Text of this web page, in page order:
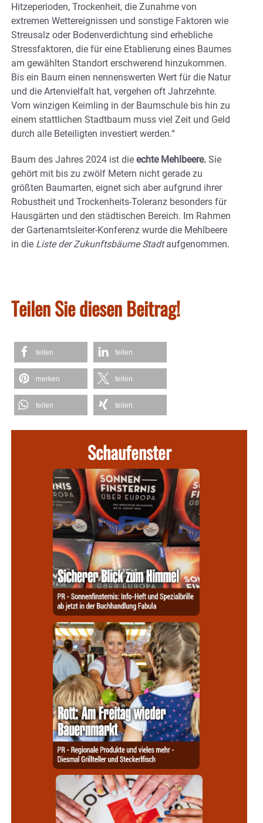
Hitzeperioden, Trockenheit, die Zunahme von
extremen Wettereignissen und sonstige Faktoren wie
Streusalz oder Bodenverdichtung sind erhebliche
Stressfaktoren, die für eine Etablierung eines Baumes
am gewählten Standort erschwerend hinzukommen.
Bis ein Baum einen nennenswerten Wert für die Natur
und die Artenvielfalt hat, vergehen oft Jahrzehnte.
Vom winzigen Keimling in der Baumschule bis hin zu
einem stattlichen Stadtbaum muss viel Zeit und Geld
durch alle Beteiligten investiert werden.“
Baum des Jahres 2024 ist die echte Mehlbeere. Sie
gehört mit bis zu zwölf Metern nicht gerade zu
größten Baumarten, eignet sich aber aufgrund ihrer
Robustheit und Trockenheits-Toleranz besonders für
Hausgärten und den städtischen Bereich. Im Rahmen
der Gartenamtsleiter-Konferenz wurde die Mehlbeere
in die Liste der Zukunftsbäume Stadtaufgenommen.
Teilen Sie diesen Beitrag!
teilen teilen
merken teilen
teilen teilen
Schaufenster